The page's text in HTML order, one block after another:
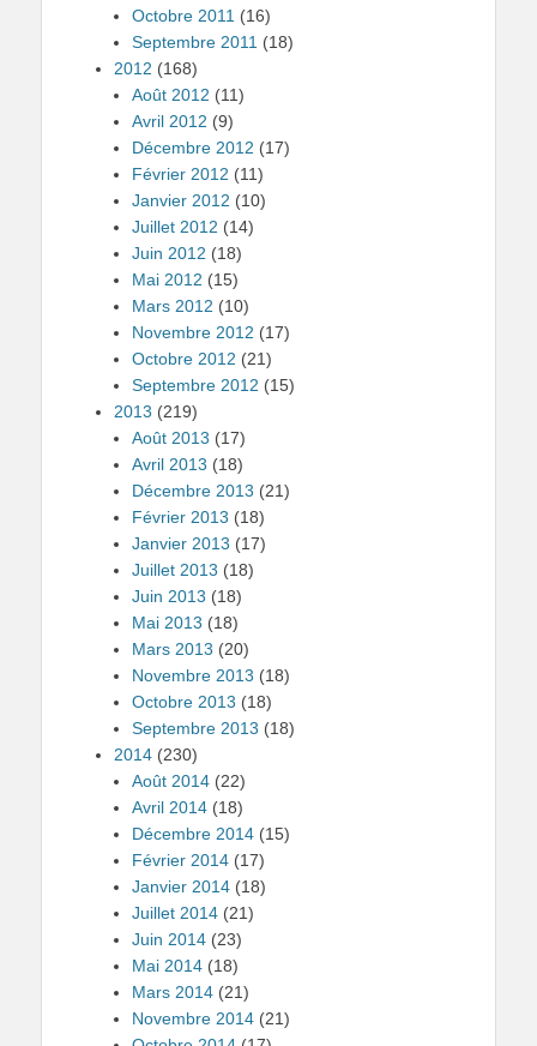
Octobre 2011 (16)
Septembre 2011 (18)
2012 (168)
Août 2012 (11)
Avril 2012 (9)
Décembre 2012 (17)
Février 2012 (11)
Janvier 2012 (10)
Juillet 2012 (14)
Juin 2012 (18)
Mai 2012 (15)
Mars 2012 (10)
Novembre 2012 (17)
Octobre 2012 (21)
Septembre 2012 (15)
2013 (219)
Août 2013 (17)
Avril 2013 (18)
Décembre 2013 (21)
Février 2013 (18)
Janvier 2013 (17)
Juillet 2013 (18)
Juin 2013 (18)
Mai 2013 (18)
Mars 2013 (20)
Novembre 2013 (18)
Octobre 2013 (18)
Septembre 2013 (18)
2014 (230)
Août 2014 (22)
Avril 2014 (18)
Décembre 2014 (15)
Février 2014 (17)
Janvier 2014 (18)
Juillet 2014 (21)
Juin 2014 (23)
Mai 2014 (18)
Mars 2014 (21)
Novembre 2014 (21)